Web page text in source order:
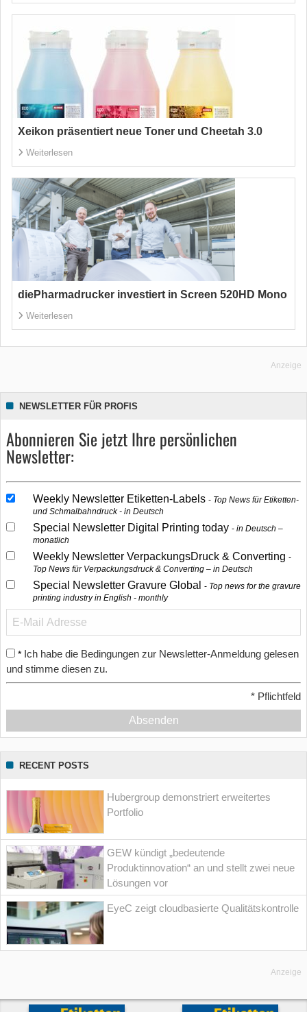
Xeikon präsentiert neue Toner und Cheetah 3.0
Weiterlesen
diePharmadrucker investiert in Screen 520HD Mono
Weiterlesen
Anzeige
NEWSLETTER FÜR PROFIS
Abonnieren Sie jetzt Ihre persönlichen
Newsletter:
Weekly Newsletter Etiketten-Labels
Top News für Etiketten-
und Schmalbahndruck - in Deutsch
Special Newsletter Digital Printing today
in Deutsch –
monatlich
Weekly Newsletter VerpackungsDruck & Converting
Top News für Verpackungsdruck & Converting – in Deutsch
Special Newsletter Gravure Global
Top news for the gravure
printing industry in English - monthly
* Ich habe die Bedingungen zur Newsletter-Anmeldung gelesen
und stimme diesen zu.
* Pflichtfeld
Absenden
RECENT POSTS
Hubergroup demonstriert erweitertes
Portfolio
GEW kündigt „bedeutende
Produktinnovation“ an und stellt zwei neue
Lösungen vor
EyeC zeigt cloudbasierte Qualitätskontrolle
Anzeige